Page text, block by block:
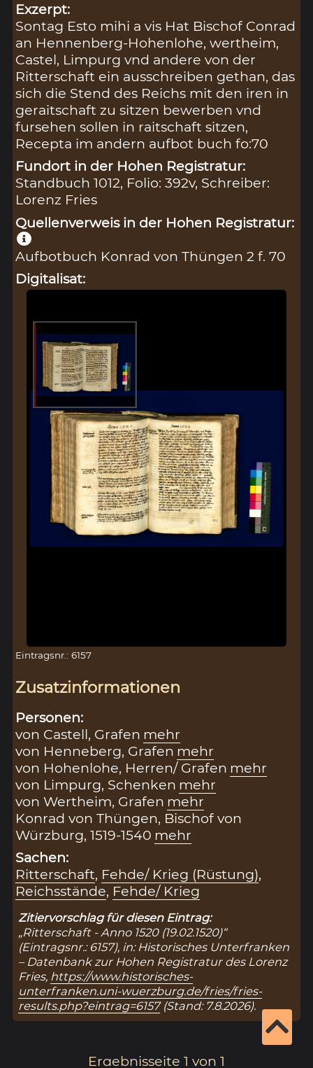
Exzerpt:
Sontag Esto mihi a vis Hat Bischof Conrad
an Hennenberg-Hohenlohe, wertheim,
Castel, Limpurg vnd andere von der
Ritterschaft ein ausschreiben gethan, das
sich die Stend des Reichs mit den iren in
geraitschaft zu sitzen bewerben vnd
fursehen sollen in raitschaft sitzen,
Recepta im andern aufbot buch fo:70
Fundort in der Hohen Registratur:
Standbuch 1012, Folio: 392v, Schreiber:
Lorenz Fries
Quellenverweis in der Hohen Registratur:
Aufbotbuch Konrad von Thüngen 2 f. 70
Digitalisat:
Eintragsnr.: 6157
Zusatzinformationen
Personen:
von Castell, Grafen mehr
von Henneberg, Grafen mehr
von Hohenlohe, Herren/ Grafen mehr
von Limpurg, Schenken mehr
von Wertheim, Grafen mehr
Konrad von Thüngen, Bischof von
Würzburg, 1519-1540 mehr
Sachen:
Ritterschaft, Fehde/ Krieg (Rüstung),
Reichsstände, Fehde/ Krieg
Zitiervorschlag für diesen Eintrag:
„Ritterschaft - Anno 1520 (19.02.1520)“
(Eintragsnr.: 6157), in: Historisches Unterfranken
– Datenbank zur Hohen Registratur des Lorenz
Fries, https://www.historisches-
unterfranken.uni-wuerzburg.de/fries/fries-
results.php?eintrag=6157(Stand: 7.8.2026).
Ergebnisseite 1 von 1